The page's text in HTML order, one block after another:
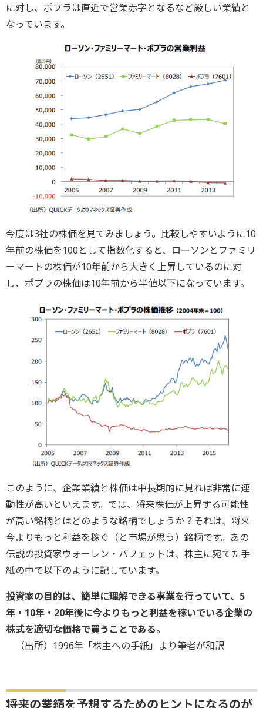
に対し、ポプラは直近で営業赤字となるなど厳しい業績と
なっています。
今度は3社の株価を見てみましょう。比較しやすいように10
年前の株価を100として指数化すると、ローソンとファミリ
ーマートの株価が10年前から大きく上昇しているのに対
し、ポプラの株価は10年前から半値以下になっています。
このように、企業業績と株価は中長期的に見れば非常に連
動性が高いといえます。では、将来株価が上昇する可能性
が高い銘柄とはどのような銘柄でしょうか？それは、将来
今よりもっと利益を稼ぐ（と市場が思う）銘柄です。あの
伝説の投資家ウォーレン・バフェットは、株主に宛てた手
紙の中で以下のように記しています。
投資家の目的は、簡単に理解できる事業を行っていて、5
年・10年・20年後に今よりもっと利益を稼いでいる企業の
株式を適切な価格で買うことである。
（出所）1996年「株主への手紙」より筆者が和訳
将来の業績を予想するためのヒントになるのが